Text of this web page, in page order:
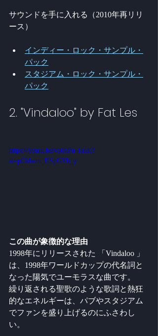
サウンドを手に入れる（2010年再リリ
ース）
インディー・ロック・サンプル・
パック
スタジアム・ロック・サンプル・
パック
2. "Vindaloo" by Fat Les
https://youtu.be/va6nPu-1auE?
si=pCldwm_IISpGVb_y
この曲が象徴的な理由
1998年にリリースされた 「Vindaloo 」
は、1998年ワールドカップの代名詞と
なった陽気でユーモラスな曲です。
繰り返される聖歌のような歌詞と熱狂
的なエネルギーは、パブやスタジアム
でファンを盛り上げるのにふさわし
い。